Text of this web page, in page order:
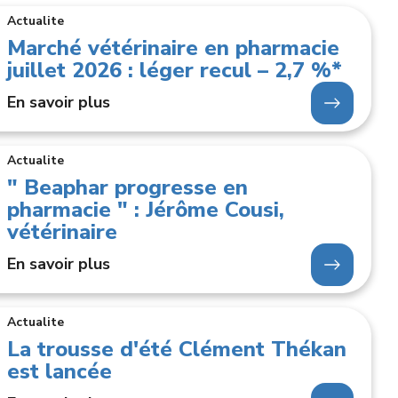
:
Conseils
Canicule : 10 conseils
en
– 2
Derm Regul
Sans prescription
Forme Galénique : Liquide Voie Orale
Actualite
Marché vétérinaire en pharmacie
juillet 2026 : léger recul – 2,7 %*
En savoir plus
Actualite
" Beaphar progresse en
pharmacie " : Jérôme Cousi,
vétérinaire
En savoir plus
Actualite
La trousse d'été Clément Thékan
est lancée